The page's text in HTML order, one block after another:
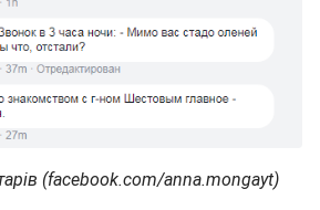
(facebook.com/anna.mongayt)